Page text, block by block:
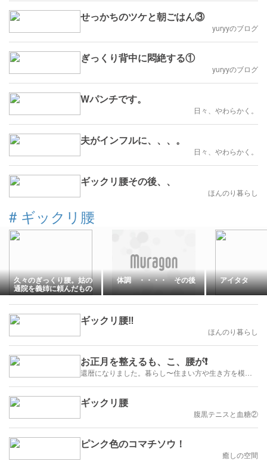
せっかちのツケと朝ごはん③
yuryyのブログ
ぎっくり背中に悶絶する①
yuryyのブログ
Wパンチです。
日々、やわらかく。
夫がインフルに、、、。
日々、やわらかく。
ギックリ腰その後、、
ほんのり暮らし
# ギックリ腰
久々のぎっくり腰。姑の
通院を義姉に頼んだもの
の…
体調 ・・・・ その後 アイタタ
ギックリ腰‼
ほんのり暮らし
お正月を整えるも、こ、腰が❗️
ギックリ腰
腹黒テニスと血糖②
ピンク色のコマチソウ！
癒しの空間